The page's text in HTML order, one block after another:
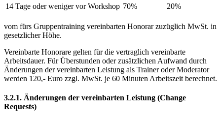
14 Tage oder weniger vor Workshop 70% 20%
vom fürs Gruppentraining vereinbarten Honorar zuzüglich MwSt. in
gesetzlicher Höhe.
Vereinbarte Honorare gelten für die vertraglich vereinbarte
Arbeitsdauer. Für Überstunden oder zusätzlichen Aufwand durch
Änderungen der vereinbarten Leistung als Trainer oder Moderator
werden 120,- Euro zzgl. MwSt. je 60 Minuten Arbeitszeit berechnet.
3.2.1. Änderungen der vereinbarten Leistung (Change
Requests)